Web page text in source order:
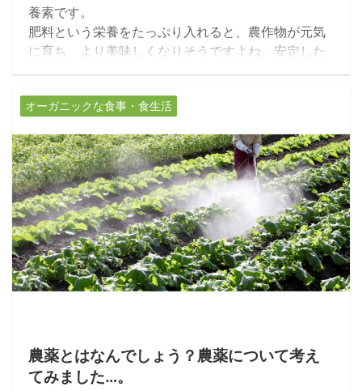
養素です。
肥料という栄養をたっぷり入れると、農作物が元気
に育ち、より美味しくなりそうですよね。安定した
収穫にも肥料は欠かせないようです。でも、肥料を
元気でみずみずしく生命力に溢れているとした
オーガニックな食事・食生活
農薬とはなんでしょう？農薬について考え
てみました…。